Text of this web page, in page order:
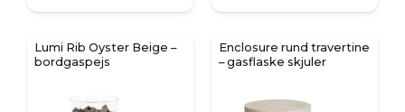
Lumi Rib Oyster Beige –
bordgaspejs
Enclosure rund travertine
– gasflaske skjuler